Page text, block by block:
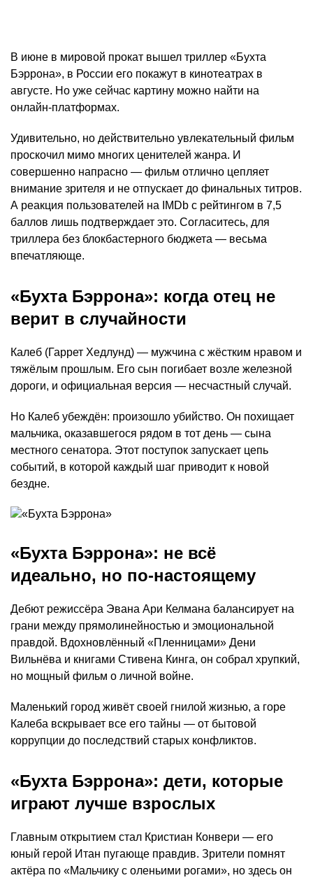
В июне в мировой прокат вышел триллер «Бухта
Бэррона», в России его покажут в кинотеатрах в
августе. Но уже сейчас картину можно найти на
онлайн-платформах.
Удивительно, но действительно увлекательный фильм
проскочил мимо многих ценителей жанра. И
совершенно напрасно — фильм отлично цепляет
внимание зрителя и не отпускает до финальных титров.
А реакция пользователей на IMDb с рейтингом в 7,5
баллов лишь подтверждает это. Согласитесь, для
триллера без блокбастерного бюджета — весьма
впечатляюще.
«Бухта Бэррона»: когда отец не
верит в случайности
Калеб (Гаррет Хедлунд) — мужчина с жёстким нравом и
тяжёлым прошлым. Его сын погибает возле железной
дороги, и официальная версия — несчастный случай.
Но Калеб убеждён: произошло убийство. Он похищает
мальчика, оказавшегося рядом в тот день — сына
местного сенатора. Этот поступок запускает цепь
событий, в которой каждый шаг приводит к новой
бездне.
«Бухта Бэррона»: не всё
идеально, но по-настоящему
Дебют режиссёра Эвана Ари Келмана балансирует на
грани между прямолинейностью и эмоциональной
правдой. Вдохновлённый «Пленницами» Дени
Вильнёва и книгами Стивена Кинга, он собрал хрупкий,
но мощный фильм о личной войне.
Маленький город живёт своей гнилой жизнью, а горе
Калеба вскрывает все его тайны — от бытовой
коррупции до последствий старых конфликтов.
«Бухта Бэррона»: дети, которые
играют лучше взрослых
Главным открытием стал Кристиан Конвери — его
юный герой Итан пугающе правдив. Зрители помнят
актёра по «Мальчику с оленьими рогами», но здесь он